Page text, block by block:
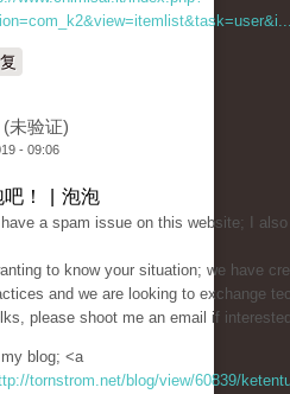
未验证)
- 09:06
吧！ | 泡泡
a spam issue on this website; I
to know your situation; we have
and we are looking to exchange
please shoot me an email if
blog; <a
tornstrom.net/blog/view/60839/